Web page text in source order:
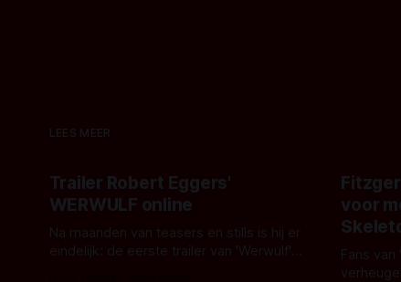
LEES MEER
Trailer Robert Eggers'
WERWULF online
Na maanden van teasers en stills is hij er
eindelijk: de eerste trailer van 'Werwulf'.
voor
Fans